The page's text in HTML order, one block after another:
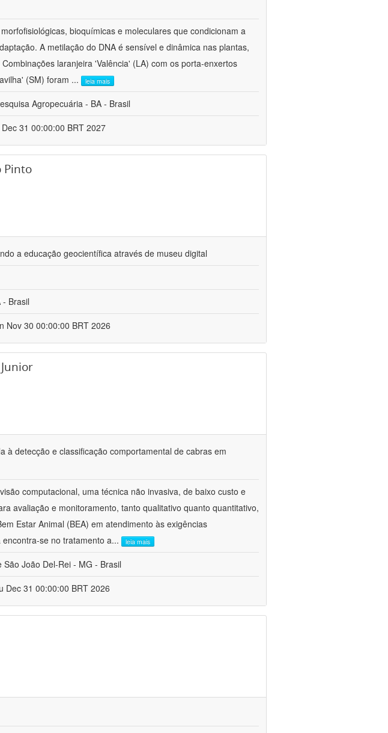
bioquímicas e moleculares que condicionam a
A metilação do DNA é sensível e dinâmica nas plantas,
laranjeira 'Valência' (LA) com os porta-enxertos
(SM) foram ... leia mais
Agropecuária - BA - Brasil
31 00:00:00 BRT 2027
Pinto
a educação geocientífica através de museu digital
- Brasil
Nov 30 00:00:00 BRT 2026
à detecção e classificação comportamental de cabras em
computacional, uma técnica não invasiva, de baixo custo e
avaliação e monitoramento, tanto qualitativo quanto quantitativo,
Estar Animal (BEA) em atendimento às exigências
se no tratamento a... leia mais
João Del-Rei - MG - Brasil
Dec 31 00:00:00 BRT 2026